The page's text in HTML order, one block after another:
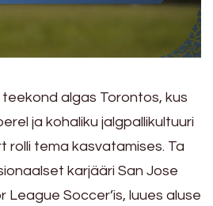
teekond algas Torontos, kus
ja kohaliku jalgpallikultuuri
rolli tema kasvatamises. Ta
karjääri San Jose
League Soccer’is, luues aluse